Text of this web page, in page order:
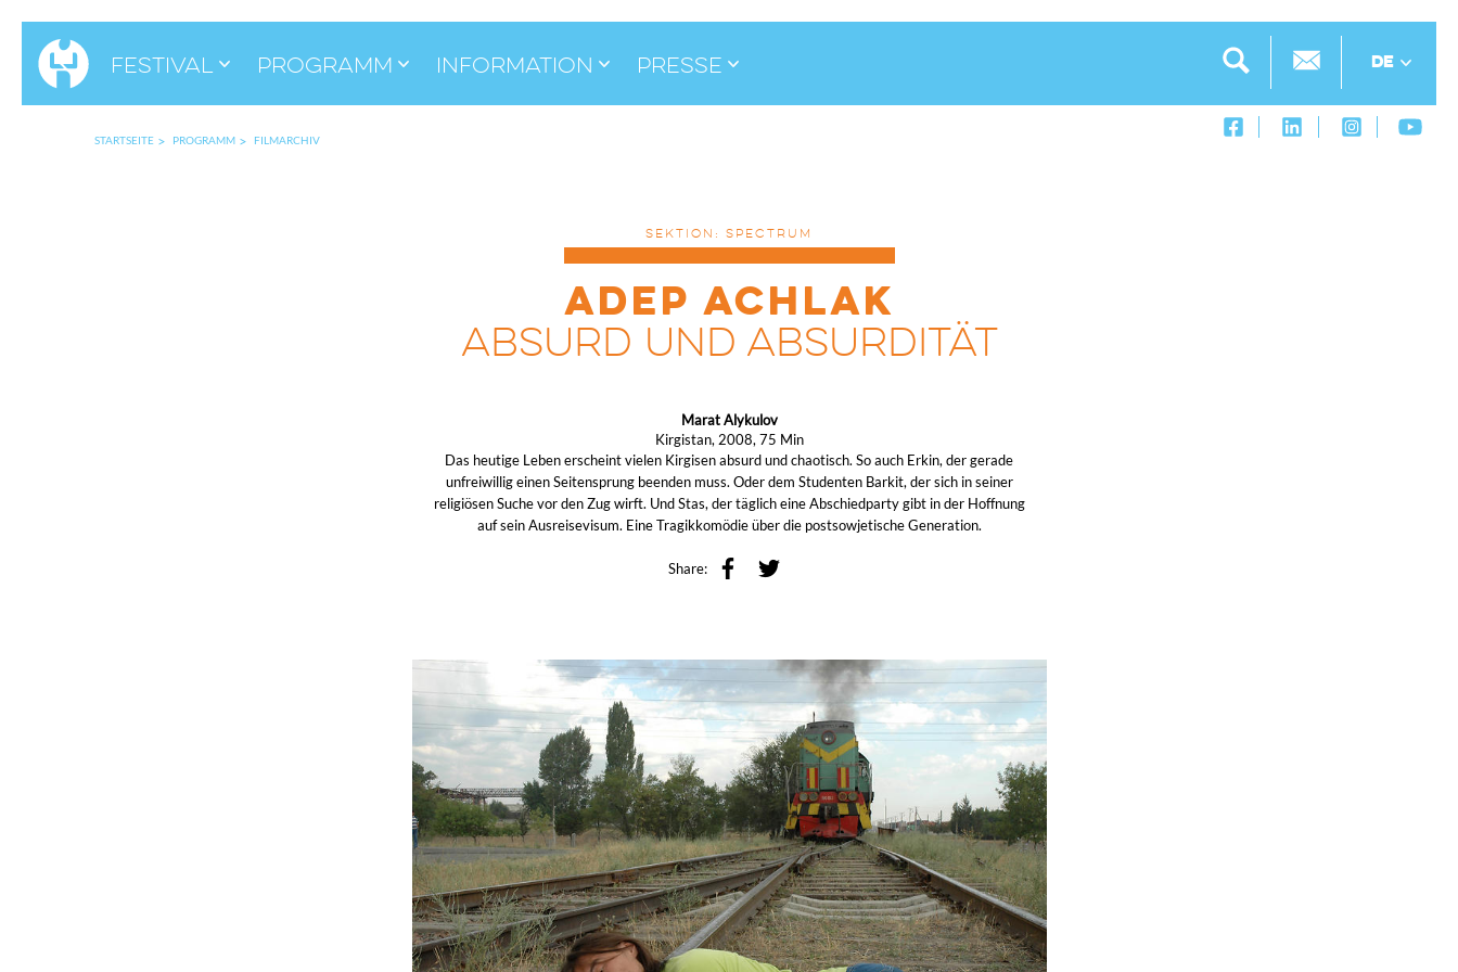
Festival Programm Information Presse DE
STARTSEITE PROGRAMM FILMARCHIV
SEKTION: SPECTRUM
ADEP ACHLAK
ABSURD UND ABSURDITÄT
Marat Alykulov
Kirgistan, 2008, 75 Min
Das heutige Leben erscheint vielen Kirgisen absurd und chaotisch. So auch Erkin, der gerade
unfreiwillig einen Seitensprung beenden muss. Oder dem Studenten Barkit, der sich in seiner
religiösen Suche vor den Zug wirft. Und Stas, der täglich eine Abschiedparty gibt in der Hoffnung
auf sein Ausreisevisum. Eine Tragikkomödie über die postsowjetische Generation.
Share: